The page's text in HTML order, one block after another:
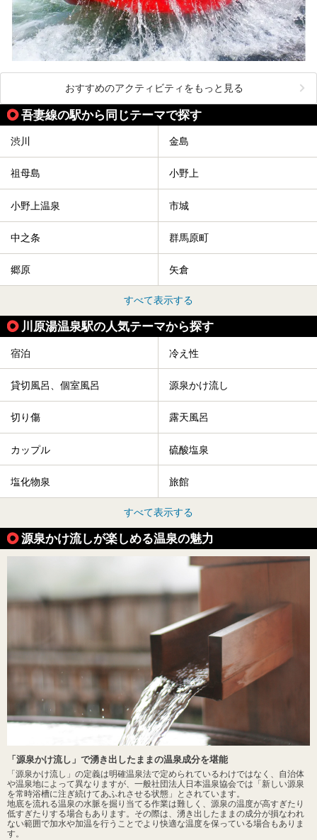
おすすめのアクティビティをもっと見る
吾妻線の駅から同じテーマで探す
渋川 金島
祖母島 小野上
小野上温泉 市城
中之条 群馬原町
郷原 矢倉
すべて表示する
川原湯温泉駅の人気テーマから探す
宿泊 冷え性
貸切風呂、個室風呂 源泉かけ流し
切り傷 露天風呂
カップル 硫酸塩泉
塩化物泉 旅館
すべて表示する
源泉かけ流しが楽しめる温泉の魅力
「源泉かけ流し」で湧き出したままの温泉成分を堪能
「源泉かけ流し」の定義は明確温泉法で定められているわけではなく、自治体
や温泉地によって異なりますが、一般社団法人日本温泉協会では「新しい源泉
を常時浴槽に注ぎ続けてあふれさせる状態」とされています。
地底を流れる温泉の水脈を掘り当てる作業は難しく、源泉の温度が高すぎたり
低すぎたりする場合もあります。その際は、湧き出したままの成分が損なわれ
ない範囲で加水や加温を行うことでより快適な温度を保っている場合もありま
す。